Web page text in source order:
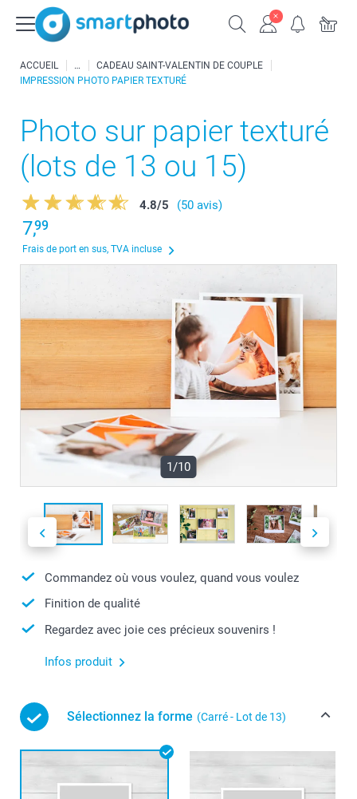
ACCUEIL
CADEAU SAINT-VALENTIN DE COUPLE
IMPRESSION PHOTO PAPIER TEXTURÉ
Photo sur papier texturé
(lots de 13 ou 15)
4.8/5 (50 avis)
7,99
Frais de port en sus, TVA incluse
1/10
Commandez où vous voulez, quand vous voulez
Finition de qualité
Regardez avec joie ces précieux souvenirs !
Infos produit
Sélectionnez la forme (Carré - Lot de 13)